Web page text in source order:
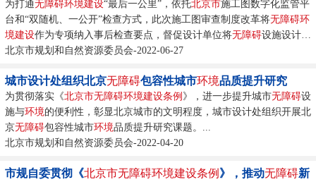
为打通无障碍环境建设“最后一公里”，依托北京市施工图数字化监管平
台和“双随机、一公开”检查方式，此次施工图审查制度改革将无障碍环
境建设作为专项纳入事后检查要点，督促设计单位将无障碍设施设计内
容纳入建设 工程施工图并严格执行无障碍设施工程
北京市规划和自然资源委员会-2022-06-27
城市设计处组织北京无障碍包容性城市环境品质提升研究
为贯彻落实《北京市无障碍环境建设条例 》，进一步提升城市无障碍设
施与环境的便利性，彰显北京城市的文明程度，城市设计处组织开展北
京无障碍包容性城市环境品质提升研究课题。...
北京市规划和自然资源委员会-2022-04-20
市规自委贯彻《北京市无障碍环境建设条例 》，推动无障碍新